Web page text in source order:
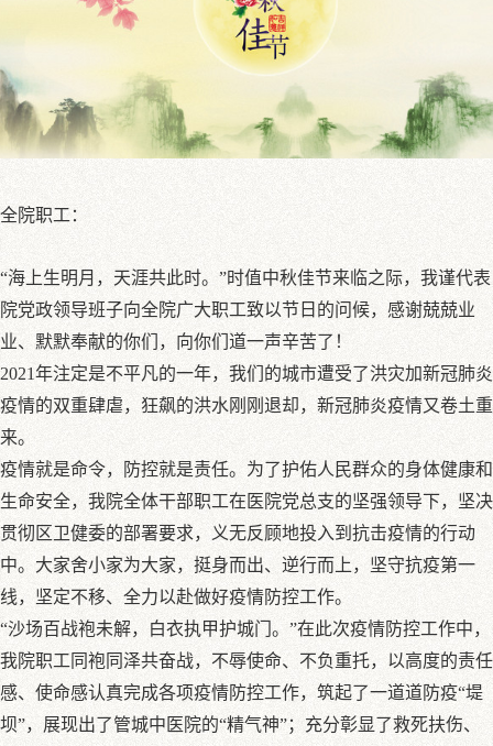
全院职工：
“海上生明月，天涯共此时。”时值中秋佳节来临之际，我谨代表
院党政领导班子向全院广大职工致以节日的问候，感谢兢兢业
业、默默奉献的你们，向你们道一声辛苦了！
2021年注定是不平凡的一年，我们的城市遭受了洪灾加新冠肺炎
疫情的双重肆虐，狂飙的洪水刚刚退却，新冠肺炎疫情又卷土重
来。
疫情就是命令，防控就是责任。为了护佑人民群众的身体健康和
生命安全，我院全体干部职工在医院党总支的坚强领导下，坚决
贯彻区卫健委的部署要求，义无反顾地投入到抗击疫情的行动
中。大家舍小家为大家，挺身而出、逆行而上，坚守抗疫第一
线，坚定不移、全力以赴做好疫情防控工作。
“沙场百战袍未解，白衣执甲护城门。”在此次疫情防控工作中，
我院职工同袍同泽共奋战，不辱使命、不负重托，以高度的责任
感、使命感认真完成各项疫情防控工作，筑起了一道道防疫“堤
坝”，展现出了管城中医院的“精气神”；充分彰显了救死扶伤、